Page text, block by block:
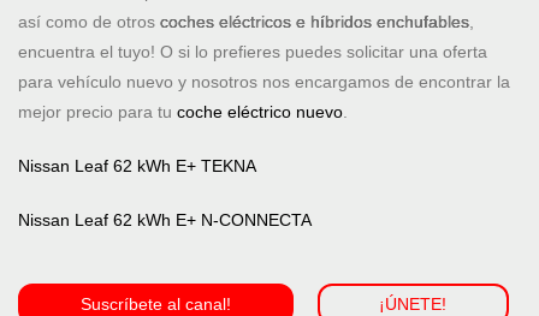
así como de otros coches eléctricos e híbridos enchufables,
encuentra el tuyo! O si lo prefieres puedes solicitar una oferta
para vehículo nuevo y nosotros nos encargamos de encontrar la
mejor precio para tu coche eléctrico nuevo.
Nissan Leaf 62 kWh E+ TEKNA
Nissan Leaf 62 kWh E+ N-CONNECTA
Suscríbete al canal! ¡ÚNETE!